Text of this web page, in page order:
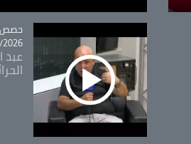
حصص
- 09:49
عبد